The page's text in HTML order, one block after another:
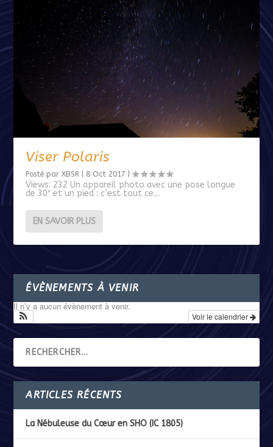
Viser Polaris
Posté parXBSR 8 Oct 2017 |
Views: 232 Un appareil photo avec une pose longue
de 30″ et un pied : c’est tout ce...
EN SAVOIR PLUS
ÉVÈNEMENTS À VENIR
Il n’y a aucun évènement à venir.
Voir le calendrier
ARTICLES RÉCENTS
La Nébuleuse du Cœur en SHO (IC 1805)